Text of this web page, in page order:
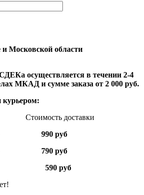
Московской области
осуществляется в течении 2-4
МКАД и сумме заказа от 2 000 руб.
курьером:
доставки
руб
990 руб
руб 790 руб
руб 590 руб